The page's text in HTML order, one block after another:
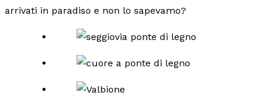
arrivati in paradiso e non lo sapevamo?